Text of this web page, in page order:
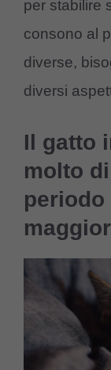
per stabilire
consono al
diverse,
diversi
Il gatto
molto
periodo